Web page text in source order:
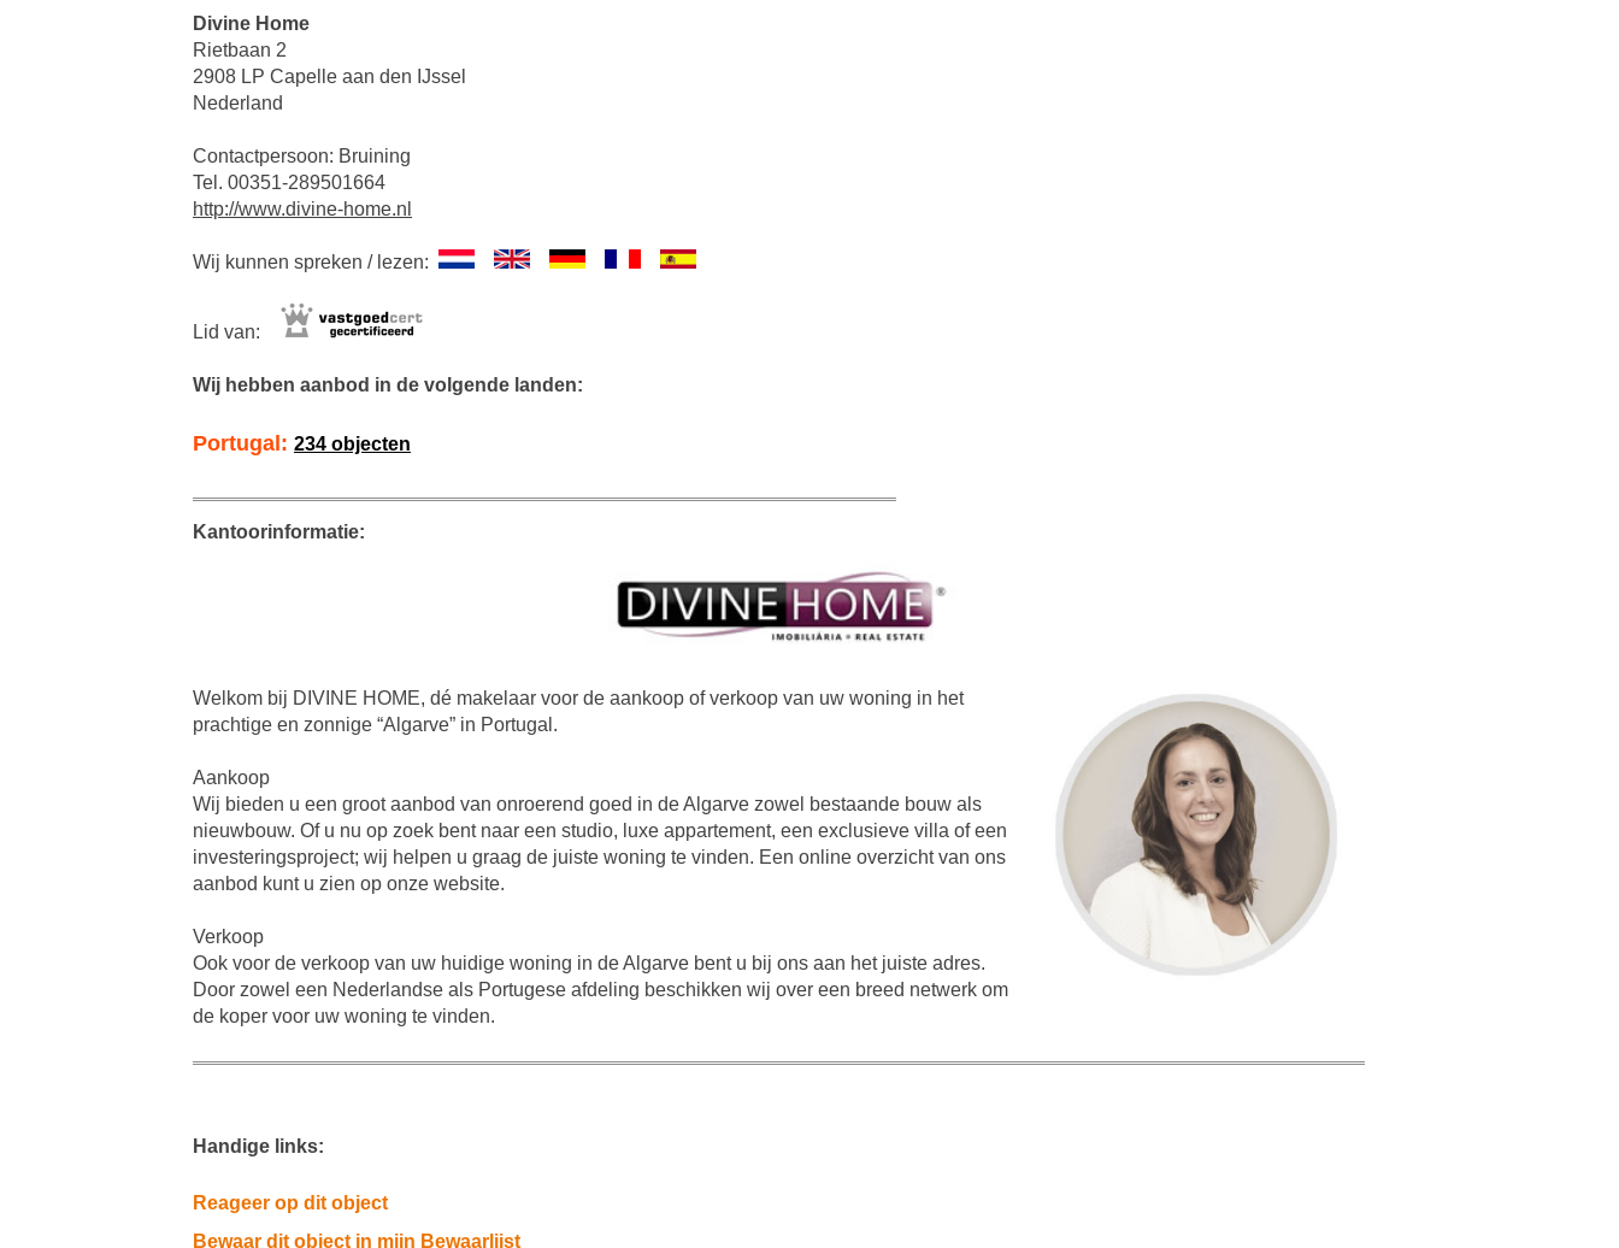
Divine Home
Rietbaan 2
2908 LP Capelle aan den IJssel
Nederland
Contactpersoon: Bruining
Tel. 00351-289501664
http://www.divine-home.nl
Wij kunnen spreken / lezen:
Lid van:
Wij hebben aanbod in de volgende landen:
Portugal: 234 objecten
Kantoorinformatie:
Welkom bij DIVINE HOME, dé makelaar voor de aankoop of verkoop van uw woning in het
prachtige en zonnige “Algarve” in Portugal.
Aankoop
Wij bieden u een groot aanbod van onroerend goed in de Algarve zowel bestaande bouw als
nieuwbouw. Of u nu op zoek bent naar een studio, luxe appartement, een exclusieve villa of een
investeringsproject; wij helpen u graag de juiste woning te vinden. Een online overzicht van ons
aanbod kunt u zien op onze website.
Verkoop
Ook voor de verkoop van uw huidige woning in de Algarve bent u bij ons aan het juiste adres.
Door zowel een Nederlandse als Portugese afdeling beschikken wij over een breed netwerk om
de koper voor uw woning te vinden.
Handige links:
Reageer op dit object
Bewaar dit object in mijn Bewaarlijst